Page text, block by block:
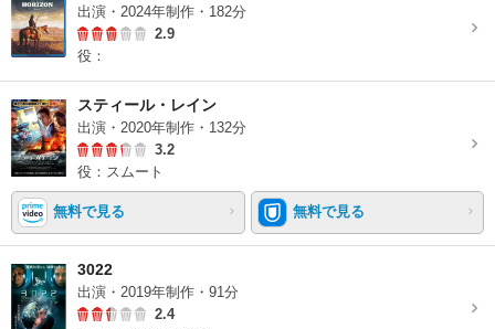
出演・2024年制作・182分
2.9
役：
スティール・レイン
出演・2020年制作・132分
3.2
役：スムート
無料で見る 無料で見る
3022
出演・2019年制作・91分
2.4